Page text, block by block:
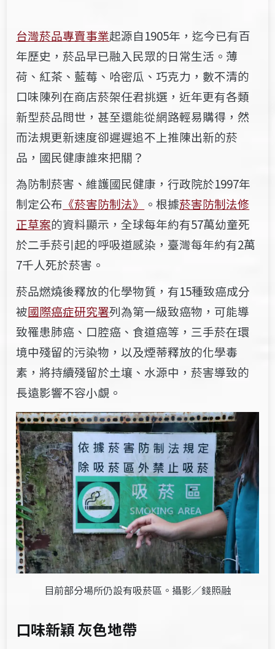
台灣菸品專賣事業起源自1905年，迄今已有百
年歷史，菸品早已融入民眾的日常生活。薄
荷、紅茶、藍莓、哈密瓜、巧克力，數不清的
口味陳列在商店菸架任君挑選，近年更有各類
新型菸品問世，甚至還能從網路輕易購得，然
而法規更新速度卻遲遲追不上推陳出新的菸
品，國民健康誰來把關？
為防制菸害、維護國民健康，行政院於1997年
制定公布 《菸害防制法》 。根據菸害防制法修
正草案的資料顯示，全球每年約有57萬幼童死
於二手菸引起的呼吸道感染，臺灣每年約有2萬
7千人死於菸害。
菸品燃燒後釋放的化學物質，有15種致癌成分
被國際癌症研究署列為第一級致癌物，可能導
致罹患肺癌、口腔癌、食道癌等，三手菸在環
境中殘留的污染物，以及煙蒂釋放的化學毒
素，將持續殘留於土壤、水源中，菸害導致的
長遠影響不容小覷。
目前部分場所仍設有吸菸區。攝影／錢照融
口味新穎灰色地帶